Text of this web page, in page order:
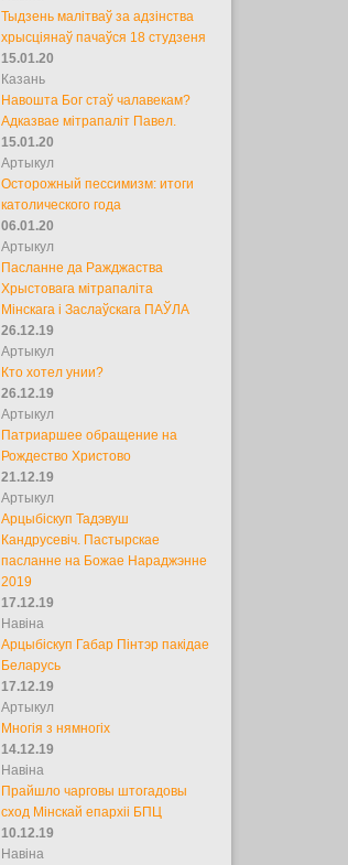
Тыдзень малітваў за адзінства
хрысціянаў пачаўся 18 студзеня
15.01.20
Казань
Навошта Бог стаў чалавекам?
Адказвае мітрапаліт Павел.
15.01.20
Артыкул
Осторожный пессимизм: итоги
католического года
06.01.20
Артыкул
Пасланне да Ражджаства
Хрыстовага мітрапаліта
Мінскага і Заслаўскага ПАЎЛА
26.12.19
Артыкул
Кто хотел унии?
26.12.19
Артыкул
Патриаршее обращение на
Рождество Христово
21.12.19
Артыкул
Арцыбіскуп Тадэвуш
Кандрусевіч. Пастырскае
пасланне на Божае Нараджэнне
2019
17.12.19
Навіна
Арцыбіскуп Габар Пінтэр пакідае
Беларусь
17.12.19
Артыкул
Многія з нямногіх
14.12.19
Навіна
Прайшло чарговы штогадовы
сход Мінскай епархіі БПЦ
10.12.19
Навіна